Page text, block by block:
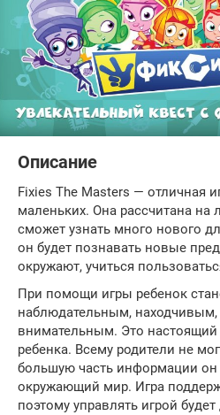
Описание
Fixies The Masters — отличная
маленьких. Она рассчитана на
сможет узнать много нового
он будет познавать новые
окружают, учиться
При помощи игры ребенок
наблюдательным, находчивым,
внимательным. Это
ребенка. Всему родители не
большую часть информации он
окружающий мир. Игра
поэтому управлять игрой